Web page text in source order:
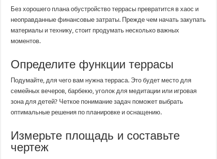
Без хорошего плана обустройство террасы превратится в хаос и
неоправданные финансовые затраты. Прежде чем начать закупать
материалы и технику, стоит продумать несколько важных
моментов.
Определите функции террасы
Подумайте, для чего вам нужна терраса. Это будет место для
семейных вечеров, барбекю, уголок для медитации или игровая
зона для детей? Четкое понимание задач поможет выбрать
оптимальные решения по планировке и оснащению.
Измерьте площадь и составьте
чертеж